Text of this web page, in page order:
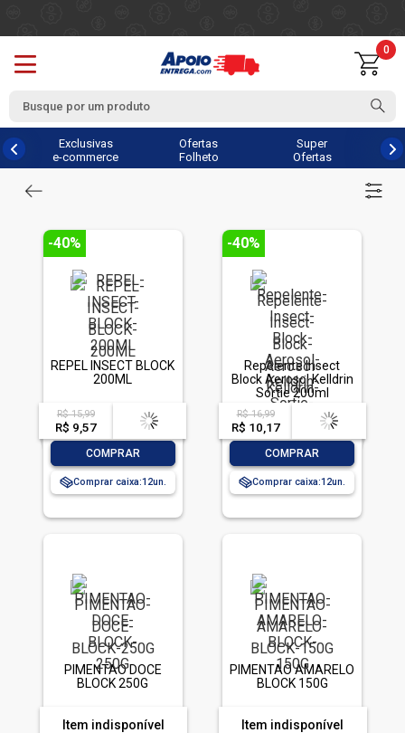
0
Exclusivas
e-commerce
Ofertas
Folheto
Super
Ofertas
-40%
REPEL INSECT BLOCK
200ML
R$ 15,99
R$ 9,57
acima de
-- --,--un.
COMPRAR
Comprar caixa:12
-40%
Repelente Insect
Block Aerosol Kelldrin
Sortie 200ml
R$ 16,99
R$ 10,17
acima de
-- --,--un.
COMPRAR
Comprar caixa:12
PIMENTAO DOCE
BLOCK 250G
Item indisponível
PIMENTAO AMARELO
BLOCK 150G
Item indisponível